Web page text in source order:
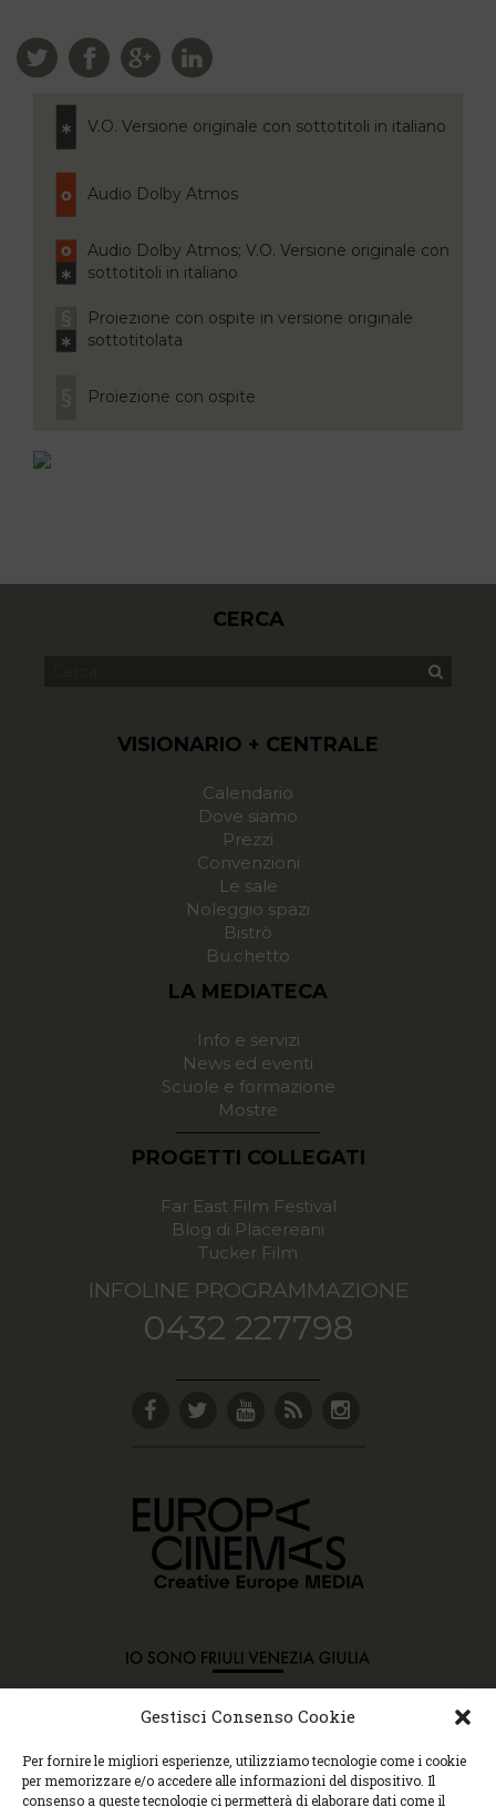
Gestisci Consenso Cookie
Per fornire le migliori esperienze, utilizziamo tecnologie come i cookie
per memorizzare e/o accedere alle informazioni del dispositivo. Il
consenso a queste tecnologie ci permetterà di elaborare dati come il
V.O. Versione originale con sottotitoli in italiano
Audio Dolby Atmos
Audio Dolby Atmos; V.O. Versione originale con
sottotitoli in italiano
Proiezione con ospite in versione originale
sottotitolata
Proiezione con ospite
CERCA
VISIONARIO + CENTRALE
Calendario
Dove siamo
Prezzi
Convenzioni
Le sale
Noleggio spazi
Bistrò
Bu.chetto
LA MEDIATECA
Info e servizi
News ed eventi
Scuole e formazione
Mostre
PROGETTI COLLEGATI
Far East Film Festival
Blog di Placereani
Tucker Film
INFOLINE PROGRAMMAZIONE
0432 227798
Copyright © 2015 Cec, Tutti i diritti riservati. Nessun
contenuto può essere copiato o manipolato. Accedendo al
sito approvi la Policy sulla privacy e la Policy sui